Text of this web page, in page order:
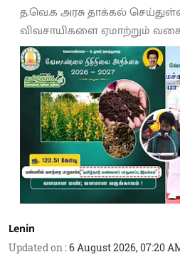
த.வெ.க அரசு தாக்கல்
விவசாயிகளை ஏமாற்றும்
Lenin
Updated on :6 August 2026, 07:20